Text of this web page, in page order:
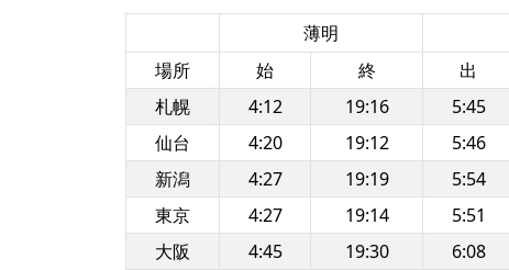
薄明
場所
始 終 出
札幌
4:12 19:16 5:45
仙台
4:20 19:12 5:46
新潟
4:27 19:19 5:54
東京
4:27 19:14 5:51
大阪
4:45 19:30 6:08